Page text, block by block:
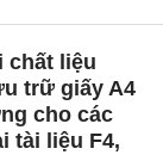
chất liệu
trữ giấy A4
cho các
tài liệu F4,